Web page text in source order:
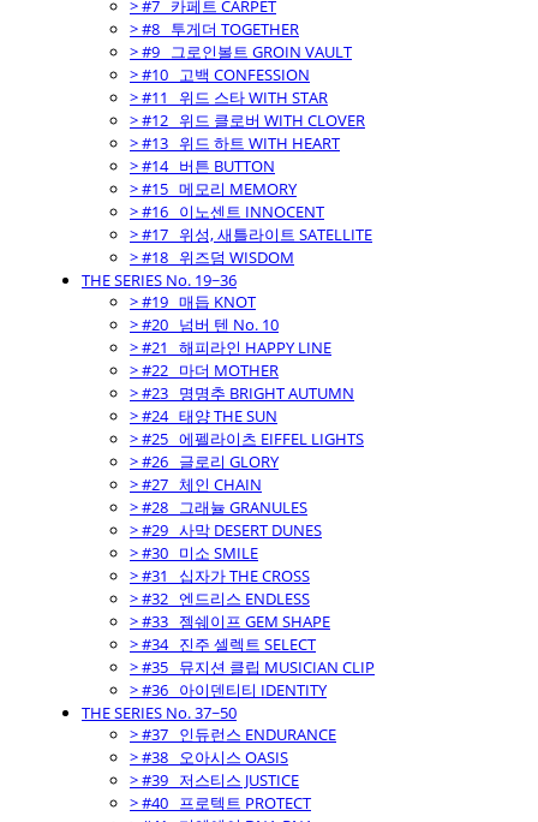
> #7_ 카페트 CARPET
> #8_ 투게더 TOGETHER
> #9_ 그로인볼트 GROIN VAULT
> #10_ 고백 CONFESSION
> #11_ 위드 스타 WITH STAR
> #12_ 위드 클로버 WITH CLOVER
> #13_ 위드 하트 WITH HEART
> #14_ 버튼 BUTTON
> #15_ 메모리 MEMORY
> #16_ 이노센트 INNOCENT
> #17_ 위성, 새틀라이트 SATELLITE
> #18_ 위즈덤 WISDOM
THE SERIES No. 19~36
> #19_ 매듭 KNOT
> #20_ 넘버 텐 No. 10
> #21_ 해피라인 HAPPY LINE
> #22_ 마더 MOTHER
> #23_ 명명추 BRIGHT AUTUMN
> #24_ 태양 THE SUN
> #25_ 에펠라이츠 EIFFEL LIGHTS
> #26_ 글로리 GLORY
> #27_ 체인 CHAIN
> #28_ 그래뉼 GRANULES
> #29_ 사막 DESERT DUNES
> #30_ 미소 SMILE
> #31_ 십자가 THE CROSS
> #32_ 엔드리스 ENDLESS
> #33_ 젬쉐이프 GEM SHAPE
> #34_ 진주 셀렉트 SELECT
> #35_ 뮤지션 클립 MUSICIAN CLIP
> #36_ 아이덴티티 IDENTITY
THE SERIES No. 37~50
> #37_ 인듀런스 ENDURANCE
> #38_ 오아시스 OASIS
> #39_ 저스티스 JUSTICE
> #40_ 프로텍트 PROTECT